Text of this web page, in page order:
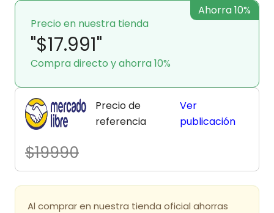
Precio en nuestra tienda
"$17.991"
Compra directo y ahorra 10%
Ahorra 10%
Precio de
referencia
$19990
Ver
publicación
Al comprar en nuestra tienda oficial ahorras